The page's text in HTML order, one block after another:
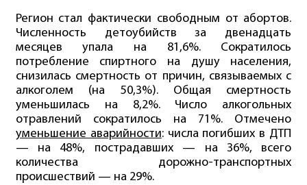
Регион стал фактически свободным от абортов.
Численность детоубийств за двенадцать
месяцев упала на 81,6%. Сократилось
потребление спиртного на душу населения,
снизилась смертность от причин, связываемых с
алкоголем (на 50,3%). Общая смертность
уменьшилась на 8,2%. Число алкогольных
отравлений сократилось на 71%. Отмечено
уменьшение аварийности: числа погибших в ДТП
— на 48%, пострадавших — на 36%, всего
количества дорожно-транспортных
происшествий — на 29%.